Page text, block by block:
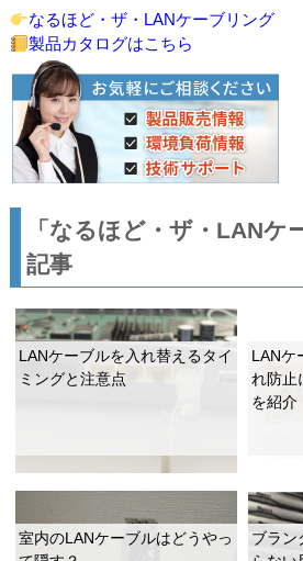
なるほど・ザ・LANケーブリング
製品カタログはこちら
「なるほど・ザ・LANケ
記事
LANケーブルを入れ替えるタイ
ミングと注意点
LANケ
れ防止
を紹介
室内のLANケーブルはどうやっ
ブラン